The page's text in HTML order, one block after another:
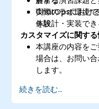
ChatOpsにおけ
を設計・実装でき
実際のラボ環境
体験
カスタマイズに関す
本講座の内容を
場合は、お問い
します。
続きを読む...